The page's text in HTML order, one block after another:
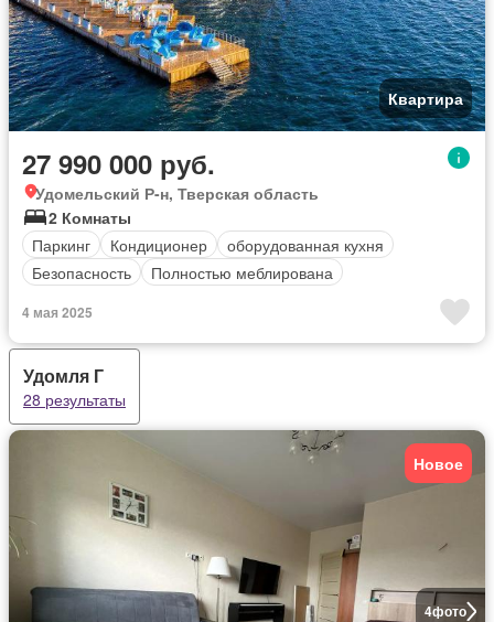
Квартира
27 990 000 руб.
Удомельский Р-н, Тверская область
2 Комнаты
Паркинг
Кондиционер
оборудованная кухня
Безопасность
Полностью меблирована
4 мая 2025
Удомля Г
28 результаты
4фото
Новое